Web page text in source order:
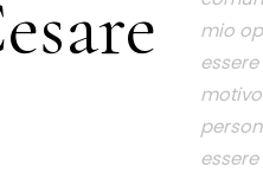
mio